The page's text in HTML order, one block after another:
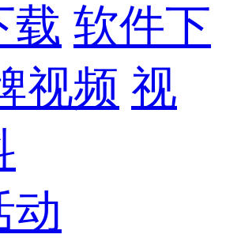
载 软件下
视频 视
动